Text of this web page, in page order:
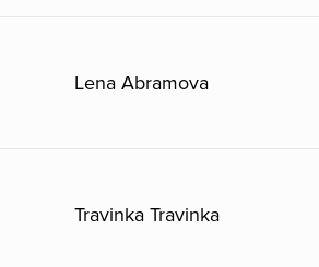
Lena Abramova
Travinka Travinka